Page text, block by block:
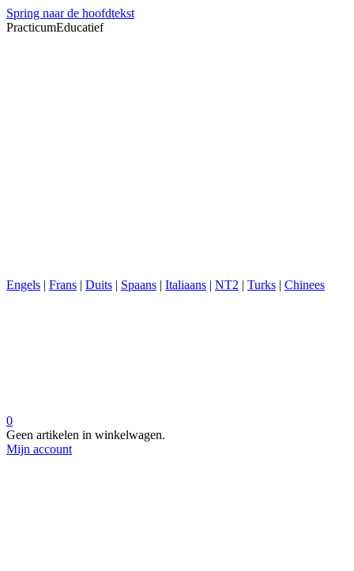
Spring naar de hoofdtekst
PracticumEducatief
Engels | Frans | Duits | Spaans | Italiaans | NT2 | Turks | Chinees
0
Geen artikelen in winkelwagen.
Mijn account